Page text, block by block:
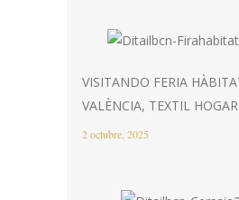
VISITANDO FERIA
VALÈNCIA, TEXTIL HOGAR.
2 octubre, 2025